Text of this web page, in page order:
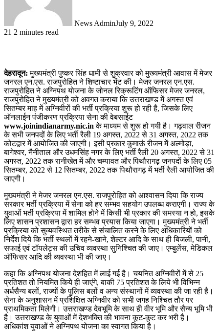
News AdminJuly 9, 2022
21 2 minutes read
देहरादून:मुख्यमंत्री पुष्कर सिंह धामी से शुक्रवार को मुख्यमंत्री आवास में मेजर
जनरल एन.एस. राजपुरोहित ने शिष्टाचार भेंट की। मेजर जनरल एन.एस.
राजपुरोहित ने अग्निपथ योजना के जोनल रिक्रूटिंग ऑफिसर मेजर जनरल,
राजपुरोहित ने मुख्यमंत्री को अवगत कराया कि उत्तराखण्ड में अगस्त एवं
सितम्बर माह में अग्निवीरों की भर्ती प्रक्रिया शुरू हो रही है, जिसके लिए
ऑनलाईन पंजीकरण प्रक्रिया सेना की वेबसाईट
www.joinindianarmy.nic.in के माध्यम से शुरू हो गयी है। गढ़वाल रीजन
के सभी जनपदों के लिए भर्ती रैली 19 अगस्त, 2022 से 31 अगस्त, 2022 तक
कोटद्वार में आयोजित की जाएगी। इसी प्रकार कुमाऊं रीजन में अल्मोड़ा,
बागेश्वर, नैनीताल और उधमसिंह नगर के लिए भर्ती रैली 20 अगस्त, 2022 से 31
अगस्त, 2022 तक रानीखेत में और चम्पावत और पिथौरागढ़ जनपदों के लिए 05
सितम्बर, 2022 से 12 सितम्बर, 2022 तक पिथौरागढ़ में भर्ती रैली आयोजित की
जाएगी।
मुख्यमंत्री ने मेजर जनरल एन.एस. राजपुरोहित को आश्वासन दिया कि राज्य
सरकार भर्ती प्रक्रिया में सेना को हर सम्भव सहयोग उपलब्ध कराएगी। राज्य के
युवाओं भर्ती प्रक्रिया में शामिल होने में किसी भी प्रकार की समस्या न हो, इसके
लिए शासन प्रशासन द्वारा हर सम्भव प्रयास किया जाएगा। मुख्यमंत्री ने भर्ती
प्रक्रिया को सुव्यवस्थित तरीके से संचालित करने के लिए अधिकारियों को
निर्देश दिये कि भर्ती स्थलों में रहने-खाने, शेल्टर आदि के साथ ही बिजली, पानी,
सफाई एवं टॉयलेट्स की उचिव व्यवस्था सुनिश्चित की जाए। एम्बुलेंस, मेडिकल
ऑफिसर आदि की व्यवस्था भी की जाए।
कहा कि अग्निपथ योजना देशहित में लाई गई है। चयनित अग्निवीरों में से 25
प्रतिशत तो नियमित किये ही जाएंगे, बाकी 75 प्रतिशत के लिये भी विभिन्न
अर्धसैन्य बलों, राज्यों के पुलिस बलों व अन्य संस्थानों में व्यवस्था की जा रही है।
सेना के अनुशासन में प्रशिक्षित अग्निवीर को सभी जगह निश्चित तौर पर
प्राथमिकता मिलेगी। उत्तराखण्ड देवभूमि के साथ ही वीर भूमि और सैन्य भूमि भी
है। उत्तराखण्ड के युवाओं में देशभक्ति की भावना कूट-कूट कर भरी है।
अधिकांश युवाओं ने अग्निपथ योजना का स्वागत किया है।